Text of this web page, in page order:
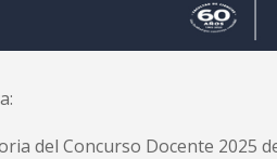
del Concurso Docente 2025